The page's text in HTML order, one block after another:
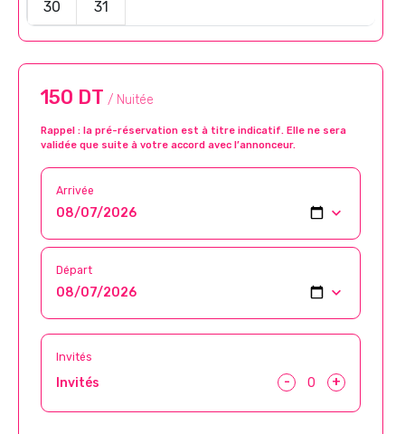
30 31
150 DT / Nuitée
Rappel : la pré-réservation est à titre indicatif. Elle ne sera
validée que suite à votre accord avec l’annonceur.
Arrivée
Départ
Invités
Invités - +